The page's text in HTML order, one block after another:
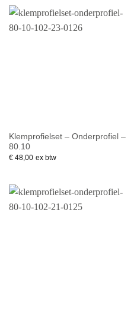
Klemprofielset – Onderprofiel –
80.10
€48,00 ex btw